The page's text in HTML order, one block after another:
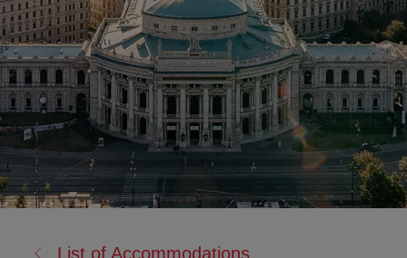
る:
List of Accommodations